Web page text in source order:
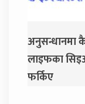
सन नेपाल
काममा